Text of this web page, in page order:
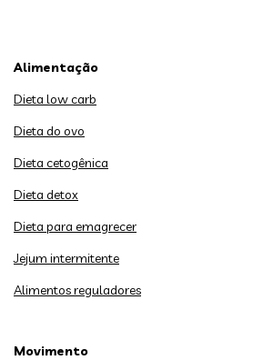
Alimentação
Dieta low carb
Dieta do ovo
Dieta cetogênica
Dieta detox
Dieta para emagrecer
Jejum intermitente
Alimentos reguladores
Movimento